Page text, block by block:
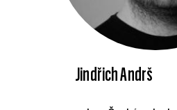
Jindřich Andrš